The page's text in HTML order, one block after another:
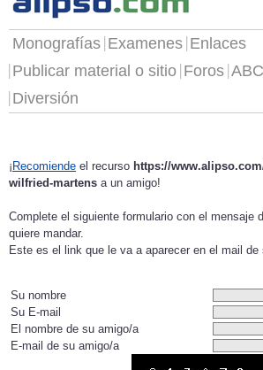
Monografías Examenes Enlaces
Publicar material o sitio Foros
Diversión
¡ Recomiende el recurso https://
wilfried-martens a un amigo!
Complete el siguiente formulario con el mensaje
quiere mandar.
Este es el link que le va a aparecer en el mail de
Su nombre
Su E-mail
El nombre de su amigo/a
E-mail de su amigo/a